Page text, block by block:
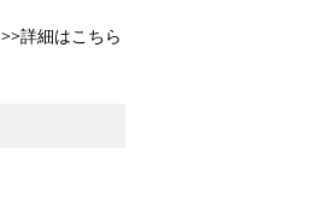
>>詳細はこちら